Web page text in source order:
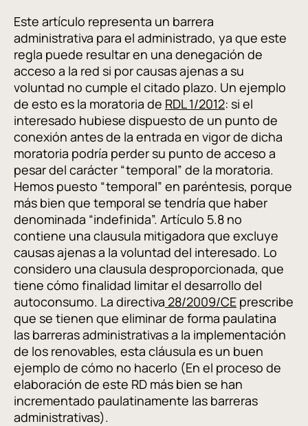
Este artículo representa un barrera
administrativa para el administrado, ya que este
regla puede resultar en una denegación de
acceso a la red si por causas ajenas a su
voluntad no cumple el citado plazo. Un ejemplo
de esto es la moratoria de RDL 1/2012: si el
interesado hubiese dispuesto de un punto de
conexión antes de la entrada en vigor de dicha
moratoria podría perder su punto de acceso a
pesar del carácter “temporal” de la moratoria.
Hemos puesto “temporal” en paréntesis, porque
más bien que temporal se tendría que haber
denominada “indefinida”. Artículo 5.8 no
contiene una clausula mitigadora que excluye
causas ajenas a la voluntad del interesado. Lo
considero una clausula desproporcionada, que
tiene cómo finalidad limitar el desarrollo del
autoconsumo. La directiva 28/2009/CE prescribe
que se tienen que eliminar de forma paulatina
las barreras administrativas a la implementación
de los renovables, esta cláusula es un buen
ejemplo de cómo no hacerlo (En el proceso de
elaboración de este RD más bien se han
incrementado paulatinamente las barreras
administrativas).